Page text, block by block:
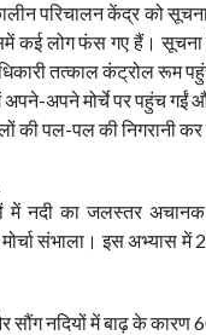
परिचालन केंद्र को
कई लोग फंस गए हैं। सूचना
तत्काल कंट्रोल रूम
अपने-अपने मोर्चे पर पहुंच
की पल-पल की निगरानी
में नदी का जलस्तर
संभाला। इस अभ्यास में 2
नदियों में बाढ़ के कारण